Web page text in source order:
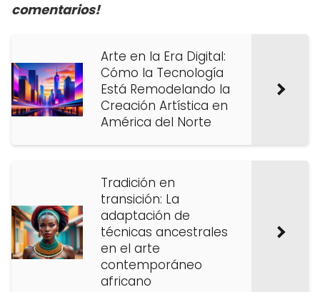
comentarios!
Arte en la Era Digital:
Cómo la Tecnología
Está Remodelando la
Creación Artística en
América del Norte
Tradición en
transición: La
adaptación de
técnicas ancestrales
en el arte
contemporáneo
africano